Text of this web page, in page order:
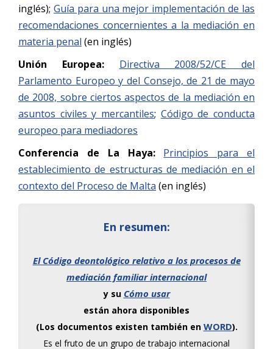
inglés); Guía para una mejor implementación de las
recomendaciones concernientes a la mediación en
materia penal (en inglés)
Unión Europea:
Directiva 2008/52/CE del
Parlamento Europeo y del Consejo, de 21 de mayo
de 2008, sobre ciertos aspectos de la mediación en
asuntos civiles y mercantiles; Código de conducta
europeo para mediadores
Conferencia de La Haya: Principios para el
establecimiento de estructuras de mediación en el
contexto del Proceso de Malta (en inglés)
En resumen:
El Código deontológico relativo a los procesos de
mediación familiar internacional
y su Cómo usar
están ahora disponibles
(Los documentos existen también en WORD).
Es el fruto de un grupo de trabajo internacional